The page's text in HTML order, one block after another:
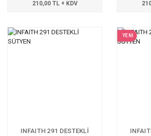
210,00 TL + KDV
INFAITH 291 DESTEKLİ
YENİ